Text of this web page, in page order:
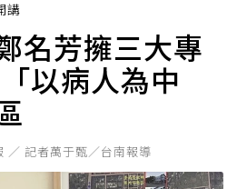
講
名芳擁三大專
以病人為中
／ 記者萬于甄／台南報導